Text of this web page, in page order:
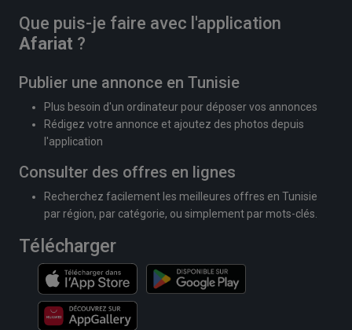
Que puis-je faire avec l'application
Afariat ?
Publier une annonce en Tunisie
Plus besoin d'un ordinateur pour déposer vos annonces
Rédigez votre annonce et ajoutez des photos depuis
l'application
Consulter des offres en lignes
Recherchez facilement les meilleures offres en Tunisie
par région, par catégorie, ou simplement par mots-clés.
Télécharger